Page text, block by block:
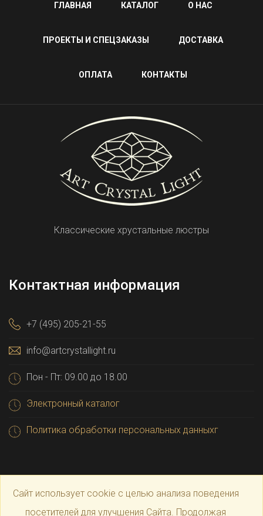
ГЛАВНАЯ КАТАЛОГ О НАС
ПРОЕКТЫ И СПЕЦЗАКАЗЫ ДОСТАВКА
ОПЛАТА КОНТАКТЫ
Классические хрустальные люстры
Контактная информация
+7 (495) 205-21-55
info@artcrystallight.ru
Пон - Пт: 09.00 до 18.00
Электронный каталог
Политика обработки персональных данныхг
Сайт использует cookie с целью анализа поведения
посетителей для улучшения Сайта. Продолжая